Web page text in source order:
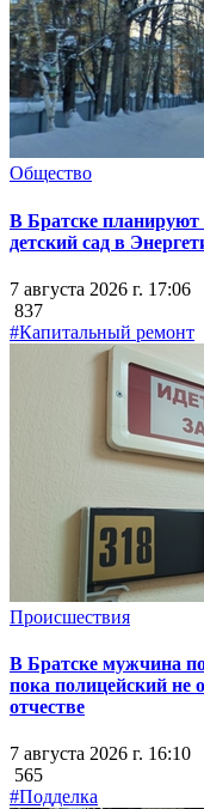
Общество
В Братске планируют
детский сад в
7 августа 2026 г. 17:06
837
#Капитальный ремонт
Происшествия
В Братске мужчина
пока полицейский не
отчестве
7 августа 2026 г. 16:10
565
#Подделка